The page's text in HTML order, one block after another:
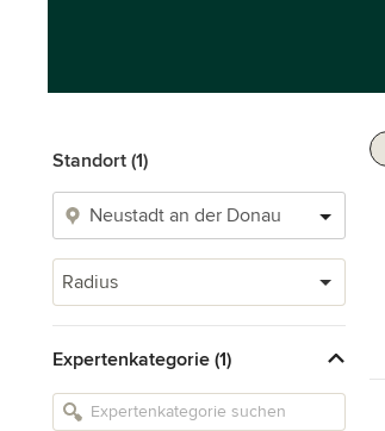
Standort (1)
Radius
Expertenkategorie (1)